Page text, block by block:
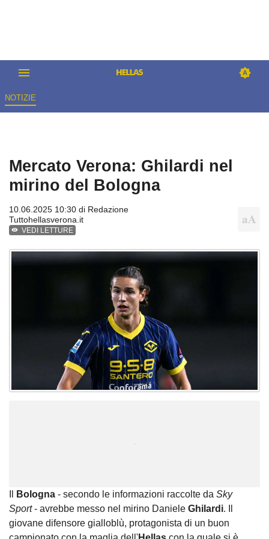
NOTIZIE
Mercato Verona: Ghilardi nel
mirino del Bologna
10.06.2025 10:30 di Redazione
Tuttohellasverona.it
VEDI LETTURE
Bologna - secondo le informazioni raccolte da Sky
Sport- avrebbe messo nel mirino Daniele Ghilardi. Il
giovane difensore gialloblù, protagonista di un buon